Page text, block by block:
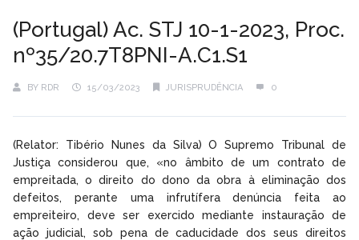
(Portugal) Ac. STJ 10-1-2023, Proc.
nº35/20.7T8PNI-A.C1.S1
BY RDR 15/03/2023 JURISPRUDÊNCIA 0
(Relator: Tibério Nunes da Silva) O Supremo Tribunal de
Justiça considerou que, «no âmbito de um contrato de
empreitada, o direito do dono da obra à eliminação dos
defeitos, perante uma infrutífera denúncia feita ao
empreiteiro, deve ser exercido mediante instauração de
ação judicial, sob pena de caducidade dos seus direitos